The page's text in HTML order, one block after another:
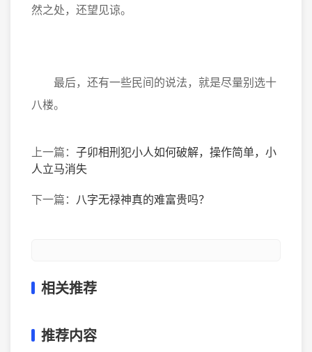
然之处，还望见谅。
最后，还有一些民间的说法，就是尽量别选十
八楼。
上一篇： 子卯相刑犯小人如何破解，操作简单，小
人立马消失
下一篇： 八字无禄神真的难富贵吗？
相关推荐
推荐内容